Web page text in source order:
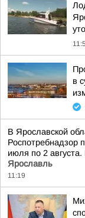
в
В Ярославской
Роспотребнадзор
июля по 2
Ярославль
11:19